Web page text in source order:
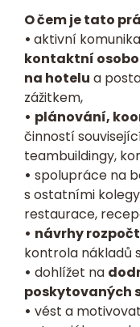
O čem je tato
• aktivní
kontaktní
na hotelu a
zážitkem,
• plánování,
činností
teambuildingy,
• spolupráce na
s ostatními
restaurace,
• návrhy
kontrola nákladů
• dohlížet na
poskytovaných
• vést a